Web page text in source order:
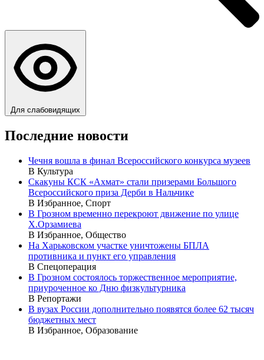
Для слабовидящих
Последние новости
Чечня вошла в финал Всероссийского конкурса музеев
В Культура
Скакуны КСК «Ахмат» стали призерами Большого
Всероссийского приза Дерби в Нальчике
В Избранное, Спорт
В Грозном временно перекроют движение по улице
Х.Орзамиева
В Избранное, Общество
На Харьковском участке уничтожены БПЛА
противника и пункт его управления
В Спецоперация
В Грозном состоялось торжественное мероприятие,
приуроченное ко Дню физкультурника
В Репортажи
В вузах России дополнительно появятся более 62 тысяч
бюджетных мест
В Избранное, Образование